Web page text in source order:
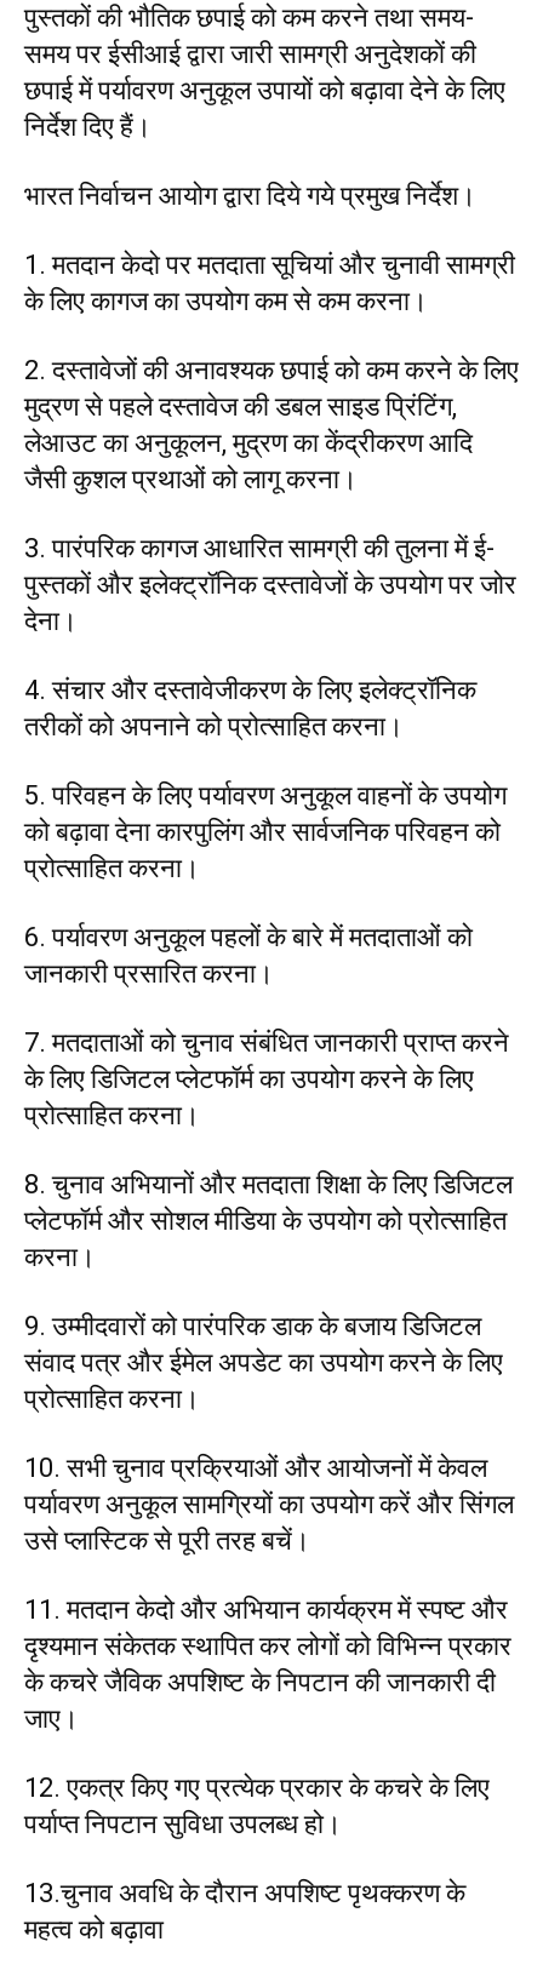
पुस्तकों की भौतिक छपाई को कम करने तथा समय-
समय पर ईसीआई द्वारा जारी सामग्री अनुदेशकों की
छपाई में पर्यावरण अनुकूल उपायों को बढ़ावा देने के लिए
निर्देश दिए हैं।
भारत निर्वाचन आयोग द्वारा दिये गये प्रमुख निर्देश।
1. मतदान केदो पर मतदाता सूचियां और चुनावी सामग्री
के लिए कागज का उपयोग कम से कम करना।
2. दस्तावेजों की अनावश्यक छपाई को कम करने के लिए
मुद्रण से पहले दस्तावेज की डबल साइड प्रिंटिंग,
लेआउट का अनुकूलन, मुद्रण का केंद्रीकरण आदि
जैसी कुशल प्रथाओं को लागू करना।
3. पारंपरिक कागज आधारित सामग्री की तुलना में ई-
पुस्तकों और इलेक्ट्रॉनिक दस्तावेजों के उपयोग पर जोर
देना।
4. संचार और दस्तावेजीकरण के लिए इलेक्ट्रॉनिक
तरीकों को अपनाने को प्रोत्साहित करना।
5. परिवहन के लिए पर्यावरण अनुकूल वाहनों के उपयोग
को बढ़ावा देना कारपुलिंग और सार्वजनिक परिवहन को
प्रोत्साहित करना।
6. पर्यावरण अनुकूल पहलों के बारे में मतदाताओं को
जानकारी प्रसारित करना।
7. मतदाताओं को चुनाव संबंधित जानकारी प्राप्त करने
के लिए डिजिटल प्लेटफॉर्म का उपयोग करने के लिए
प्रोत्साहित करना।
8. चुनाव अभियानों और मतदाता शिक्षा के लिए डिजिटल
प्लेटफॉर्म और सोशल मीडिया के उपयोग को प्रोत्साहित
करना।
9. उम्मीदवारों को पारंपरिक डाक के बजाय डिजिटल
संवाद पत्र और ईमेल अपडेट का उपयोग करने के लिए
प्रोत्साहित करना।
10. सभी चुनाव प्रक्रियाओं और आयोजनों में केवल
पर्यावरण अनुकूल सामग्रियों का उपयोग करें और सिंगल
उसे प्लास्टिक से पूरी तरह बचें।
11. मतदान केदो और अभियान कार्यक्रम में स्पष्ट और
दृश्यमान संकेतक स्थापित कर लोगों को विभिन्न प्रकार
के कचरे जैविक अपशिष्ट के निपटान की जानकारी दी
जाए।
12. एकत्र किए गए प्रत्येक प्रकार के कचरे के लिए
पर्याप्त निपटान सुविधा उपलब्ध हो।
13.चुनाव अवधि के दौरान अपशिष्ट पृथक्करण के
महत्व को बढ़ावा